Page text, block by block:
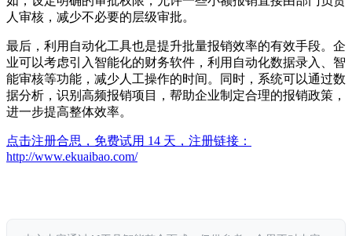
人审核，减少不必要的层级审批。
最后，利用自动化工具也是提升批量报销效率的有效手段。企
业可以考虑引入智能化的财务软件，利用自动化数据录入、智
能审核等功能，减少人工操作的时间。同时，系统可以通过数
据分析，识别高频报销项目，帮助企业制定合理的报销政策，
进一步提高整体效率。
点击注册合思，免费试用 14 天，注册链接：
http://www.ekuaibao.com/